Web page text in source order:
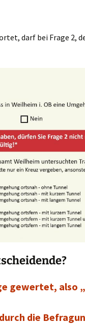
darf bei Frage 2,
gewertet, also
die